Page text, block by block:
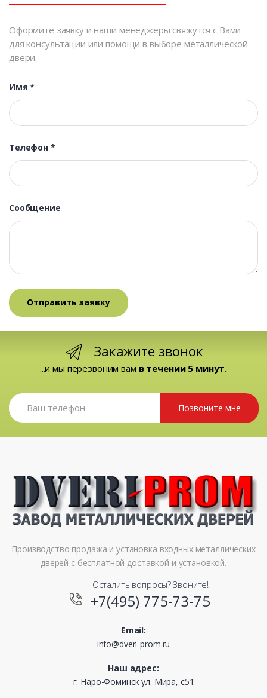
Оформите заявку и наши менеджеры свяжутся с Вами
для консультации или помощи в выборе металлической
двери.
Имя*
Телефон *
Сообщение
Закажите звонок
...и мы перезвоним вам в течении 5 минут.
Позвоните мне
Производство продажа и установка входных металлических
дверей с бесплатной доставкой и установкой.
Осталить вопросы? Звоните!
+7(495) 775-73-75
Email:
info@dveri-prom.ru
Наш адрес:
г. Наро-Фоминск ул. Мира, с51